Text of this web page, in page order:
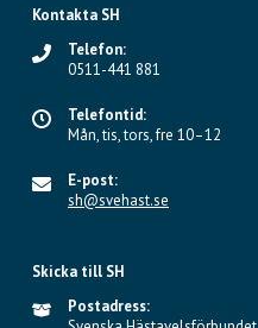
Kontakta SH
Telefon:
0511-441 881
Telefontid:
Mån, tis, tors, fre 10–12
E-post:
sh@svehast.se
Skicka till SH
Postadress: